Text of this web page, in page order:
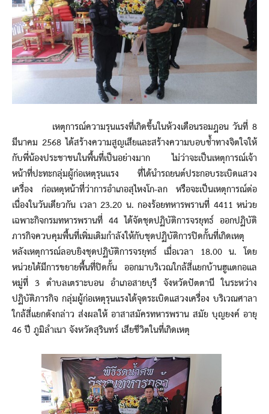
เหตุการณ์ความรุนแรงที่เกิดขึ้นในห้วงเดือนรอมฎอน วันที่ 8
มีนาคม 2568 ได้สร้างความสูญเสียและสร้างความบอบช้ำทางจิตใจให้
กับพี่น้องประชาชนในพื้นที่เป็นอย่างมาก ไม่ว่าจะเป็นเหตุการณ์เจ้า
หน้าที่ปะทะกลุ่มผู้ก่อเหตุรุนแรง ที่ได้นำรถยนต์ประกอบระเบิดแสวง
เครื่อง ก่อเหตุหน้าที่ว่าการอำเภอสุไหงโก-ลก หรือจะเป็นเหตุการณ์ต่อ
เนื่องในวันเดียวกัน เวลา 23.20 น. กองร้อยทหารพรานที่ 4411 หน่วย
เฉพาะกิจกรมทหารพรานที่ 44 ได้จัดชุดปฏิบัติการจรยุทธ์ ออกปฏิบัติ
ภารกิจควบคุมพื้นที่เพิ่มเติมกำลังให้กับชุดปฏิบัติการปิดกั้นที่เกิดเหตุ
หลังเหตุการณ์ลอบยิงชุดปฏิบัติการจรยุทธ์ เมื่อเวลา 18.00 น. โดย
หน่วยได้มีการขยายพื้นที่ปิดกั้น ออกมาบริเวณใกล้สี่แยกบ้านฮูแตกอแล
หมู่ที่ 3 ตำบลเตราะบอน อำเภอสายบุรี จังหวัดปัตตานี ในระหว่าง
ปฏิบัติภารกิจ กลุ่มผู้ก่อเหตุรุนแรงได้จุดระเบิดแสวงเครื่อง บริเวณศาลา
ใกล้สี่แยกดังกล่าว ส่งผลให้ อาสาสมัครทหารพราน สมัย บุญยงค์ อายุ
46 ปี ภูมิลำเนา จังหวัดสุรินทร์ เสียชีวิตในที่เกิดเหตุ